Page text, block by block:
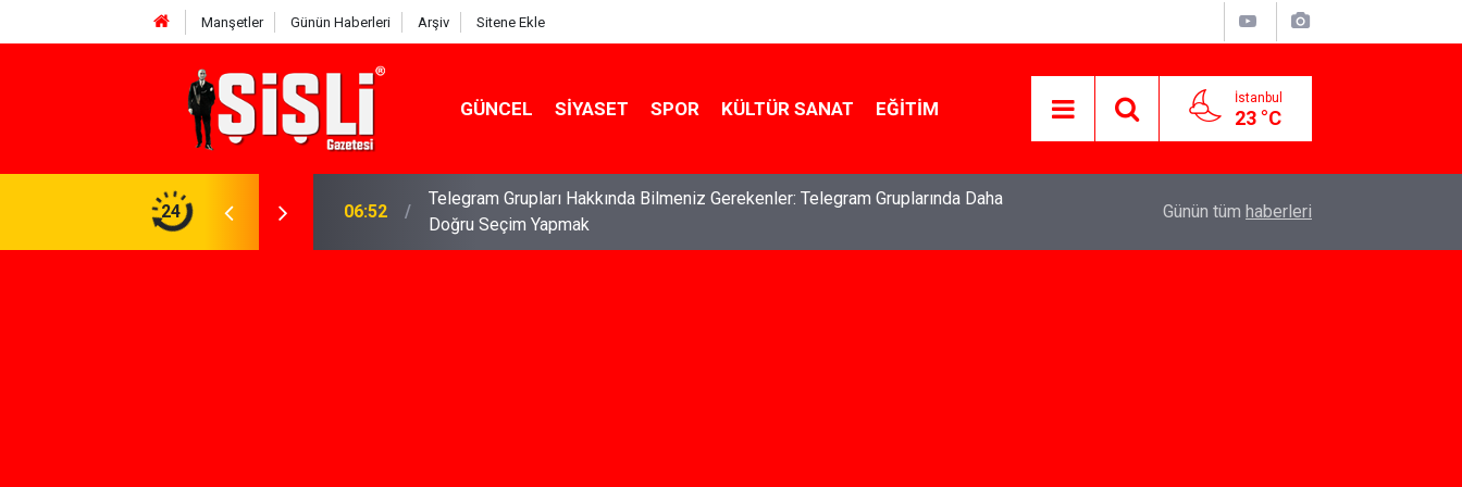
Manşetler Günün Haberleri Arşiv Sitene Ekle
GÜNCEL SIYASET SPOR KÜLTÜR SANAT EĞITIM İstanbul
23 °C
24
Gerekenler: Telegram Gruplarında Daha
04:43 İş Davaları: Haklarınızı Bilmek ve Koruma Altına Almak Özlem Drahyalı Kimdir, Nereli ve Kaç
Günün tüm haberleri